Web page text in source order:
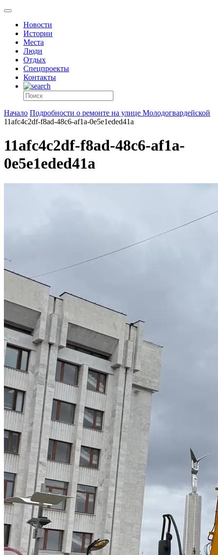
Новости
Истории
Места
Люди
Отдых
Спецпроекты
Контакты
Начало Подробности о ремонте на улице Молодогвардейской
11afc4c2df-f8ad-48c6-af1a-0e5e1eded41a
11afc4c2df-f8ad-48c6-af1a-
0e5e1eded41a